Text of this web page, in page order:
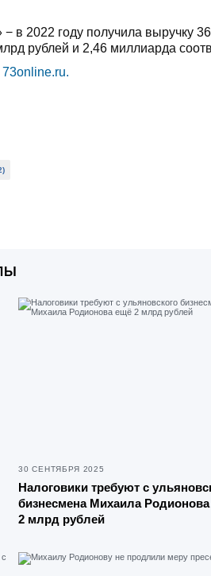
в 2022 году получила выручку
рублей и 2,46 миллиарда
73online.ru.
30 СЕНТЯБРЯ 2025
Налоговики требуют с
бизнесмена Михаила
2 млрд рублей